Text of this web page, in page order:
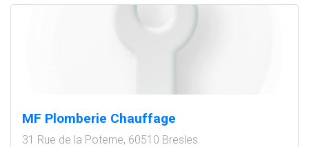
MF Plomberie Chauffage
31 Rue de la Poterne, 60510 Bresles